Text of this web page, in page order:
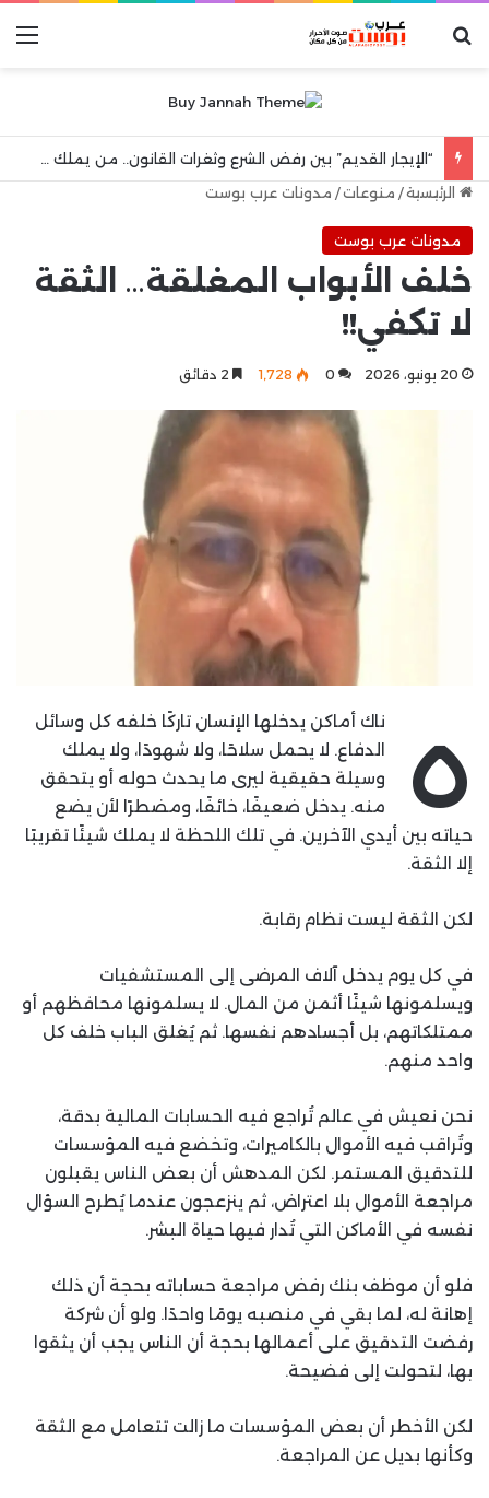
بحث عن
الرئيسية/ منوعات/ مدونات عرب بوست
مدونات عرب بوست
خلف الأبواب المغلقة… الثقة
لا تكفي!!
20 يونيو، 2026 0 1٬728
ه
ناك أماكن يدخلها الإنسان تاركًا خلفه كل وسائل
الدفاع. لا يحمل سلاحًا، ولا شهودًا، ولا يملك
وسيلة حقيقية ليرى ما يحدث حوله أو يتحقق
منه. يدخل ضعيفًا، خائفًا، ومضطرًا لأن يضع
حياته بين أيدي الآخرين. في تلك اللحظة لا يملك شيئًا تقريبًا
إلا الثقة.
لكن الثقة ليست نظام رقابة.
في كل يوم يدخل آلاف المرضى إلى المستشفيات
ويسلمونها شيئًا أثمن من المال. لا يسلمونها محافظهم أو
ممتلكاتهم، بل أجسادهم نفسها. ثم يُغلق الباب خلف كل
واحد منهم.
نحن نعيش في عالم تُراجع فيه الحسابات المالية بدقة،
وتُراقب فيه الأموال بالكاميرات، وتخضع فيه المؤسسات
للتدقيق المستمر. لكن المدهش أن بعض الناس يقبلون
مراجعة الأموال بلا اعتراض، ثم ينزعجون عندما يُطرح السؤال
نفسه في الأماكن التي تُدار فيها حياة البشر.
فلو أن موظف بنك رفض مراجعة حساباته بحجة أن ذلك
إهانة له، لما بقي في منصبه يومًا واحدًا. ولو أن شركة
رفضت التدقيق على أعمالها بحجة أن الناس يجب أن يثقوا
بها، لتحولت إلى فضيحة.
لكن الأخطر أن بعض المؤسسات ما زالت تتعامل مع الثقة
وكأنها بديل عن المراجعة.